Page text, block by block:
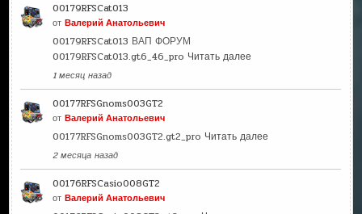
00179RFSCat013
отВалерий Анатольевич
00179RFSCat013 ВАП ФОРУМ
00179RFSCat013.gt6_46_pro Читать далее
1 месяц назад
00177RFSGnoms003GT2
отВалерий Анатольевич
00177RFSGnoms003GT2.gt2_pro Читать далее
2 месяца назад
00176RFSCasio008GT2
отВалерий Анатольевич